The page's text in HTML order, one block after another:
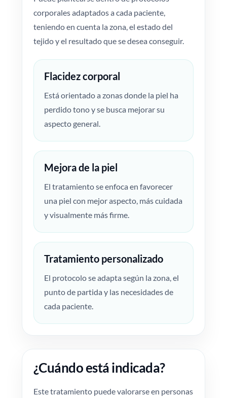
corporales adaptados a cada paciente,
teniendo en cuenta la zona, el estado del
tejido y el resultado que se desea conseguir.
Flacidez corporal
Está orientado a zonas donde la piel ha
perdido tono y se busca mejorar su
aspecto general.
Mejora de la piel
El tratamiento se enfoca en favorecer
una piel con mejor aspecto, más cuidada
y visualmente más firme.
Tratamiento personalizado
El protocolo se adapta según la zona, el
punto de partida y las necesidades de
cada paciente.
¿Cuándo está indicada?
Este tratamiento puede valorarse en personas